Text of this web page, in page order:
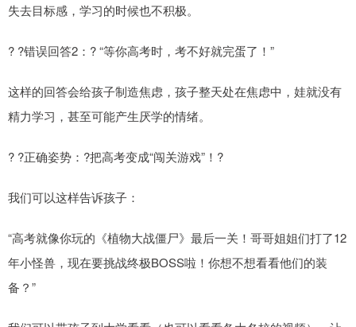
失去目标感，学习的时候也不积极。
? ?错误回答2：? “等你高考时，考不好就完蛋了！”
这样的回答会给孩子制造焦虑，孩子整天处在焦虑中，娃就没有
精力学习，甚至可能产生厌学的情绪。
? ?正确姿势：?把高考变成“闯关游戏”！?
我们可以这样告诉孩子：
“高考就像你玩的《植物大战僵尸》最后一关！哥哥姐姐们打了12
年小怪兽，现在要挑战终极BOSS啦！你想不想看看他们的装
备？”